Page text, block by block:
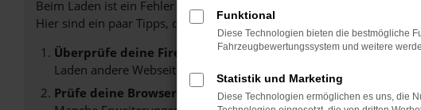
Beim Laden ist ein Fehler aufgetreten.
Hier sind ein paar Tipps, die dir helfen können:
Überprüfe deine Firewall und deine Internetverbindung.
Laden andere Webseiten, zum Beispiel deine Suchmaschine?
Prüfe deine Browsererweiterungen.
Funktional
Diese Technologien bieten die bestmögliche
Fahrzeugbewertungssystem und weitere
Statistik und Marketing
Diese Technologien ermöglichen es uns, die